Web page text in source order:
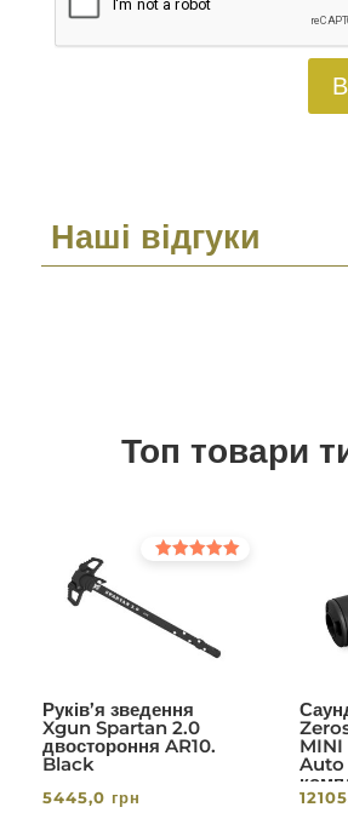
Наші відгуки
Топ товари
Руків’я зведення
Xgun Spartan 2.0
двостороння AR10.
Black
5445,0 грн
MINI
Auto